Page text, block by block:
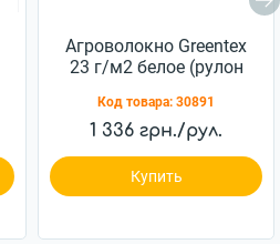
Агроволокно Greentex
23 г/м2 белое (рулон
Код товара: 30891
1 336 грн./рул.
Купить